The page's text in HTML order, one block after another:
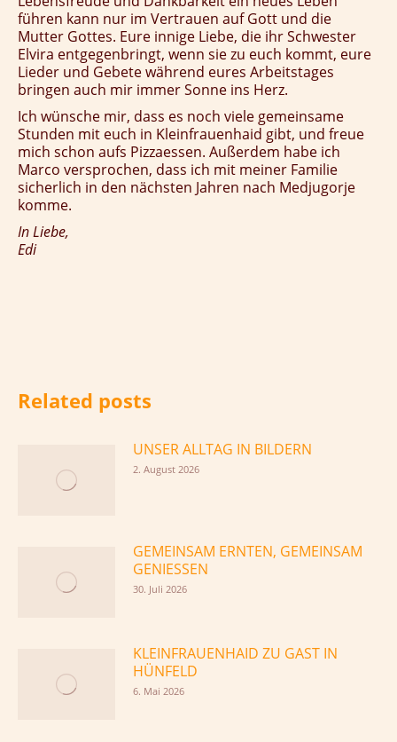
führen kann nur im Vertrauen auf Gott und die
Mutter Gottes. Eure innige Liebe, die ihr Schwester
Elvira entgegenbringt, wenn sie zu euch kommt, eure
Lieder und Gebete während eures Arbeitstages
bringen auch mir immer Sonne ins Herz.
Ich wünsche mir, dass es noch viele gemeinsame
Stunden mit euch in Kleinfrauenhaid gibt, und freue
mich schon aufs Pizzaessen. Außerdem habe ich
Marco versprochen, dass ich mit meiner Familie
sicherlich in den nächsten Jahren nach Medjugorje
komme.
In Liebe,
Edi
Related posts
UNSER ALLTAG IN BILDERN
2. August 2026
GEMEINSAM ERNTEN, GEMEINSAM
GENIESSEN
30. Juli 2026
KLEINFRAUENHAID ZU GAST IN
HÜNFELD
6. Mai 2026